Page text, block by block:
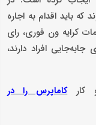
که باید اقدام به اجاره
کرایه ون فوری، رای
افراد دارند،
کارکاماپرس را در